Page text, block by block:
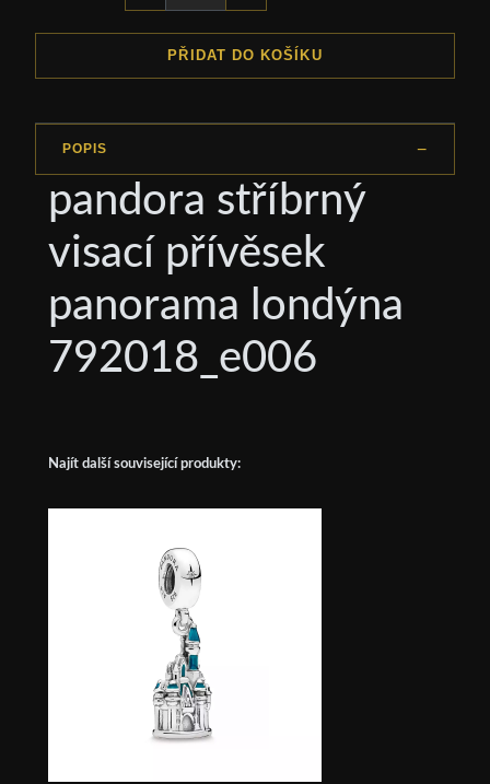
PŘIDAT DO KOŠÍKU
POPIS
pandora stříbrný
visací přívěsek
panorama londýna
792018_e006
Najít další související produkty: